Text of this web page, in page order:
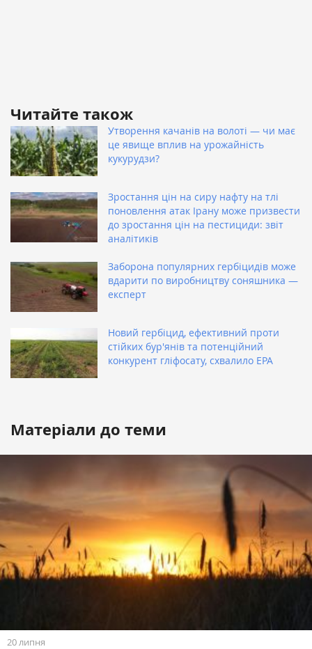
Читайте також
Утворення качанів на волоті — чи має
це явище вплив на урожайність
кукурудзи?
Зростання цін на сиру нафту на тлі
поновлення атак Ірану може призвести
до зростання цін на пестициди: звіт
аналітиків
Заборона популярних гербіцидів може
вдарити по виробництву соняшника —
експерт
Новий гербіцид, ефективний проти
стійких бур'янів та потенційний
конкурент гліфосату, схвалило ЕРА
Матеріали до теми
20 липня